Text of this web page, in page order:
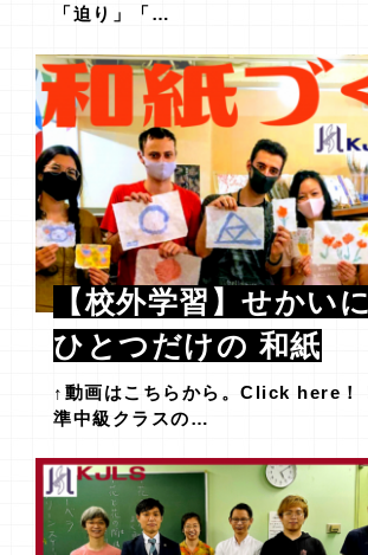
「迫り」「…
【校外学習】せかいに
ひとつだけの 和紙
↑動画はこちらから。Click here
準中級クラスの…